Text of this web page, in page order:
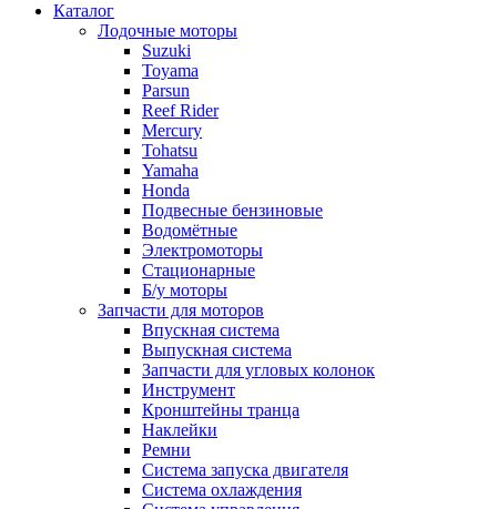
Каталог
Лодочные моторы
Suzuki
Toyama
Parsun
Reef Rider
Mercury
Tohatsu
Yamaha
Honda
Подвесные бензиновые
Водомётные
Электромоторы
Стационарные
Б/у моторы
Запчасти для моторов
Впускная система
Выпускная система
Запчасти для угловых колонок
Инструмент
Кронштейны транца
Наклейки
Ремни
Система запуска двигателя
Система охлаждения